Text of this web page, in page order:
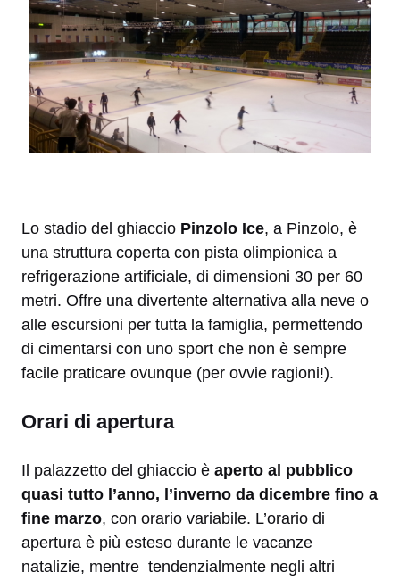
Lo stadio del ghiaccio Pinzolo Ice, a Pinzolo, è
una struttura coperta con pista olimpionica a
refrigerazione artificiale, di dimensioni 30 per 60
metri. Offre una divertente alternativa alla neve o
alle escursioni per tutta la famiglia, permettendo
di cimentarsi con uno sport che non è sempre
facile praticare ovunque (per ovvie ragioni!).
Orari di apertura
Il palazzetto del ghiaccio è aperto al pubblico
quasi tutto l’anno, l’inverno da dicembre fino a
fine marzo, con orario variabile. L’orario di
apertura è più esteso durante le vacanze
natalizie, mentre tendenzialmente negli altri